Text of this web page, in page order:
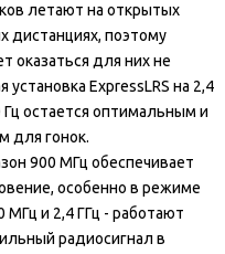
летают на открытых
дистанциях, поэтому
оказаться для них не
ExpressLRS на 2,4
Гц остается оптимальным и
для гонок.
900 МГц обеспечивает
особенно в режиме
МГц и 2,4 ГГц - работают
радиосигнал в